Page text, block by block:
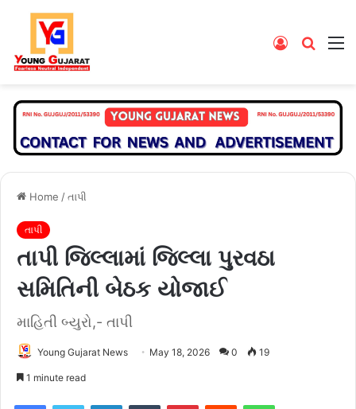
Search
Log
Home /તાપી
તાપી
તાપી જિલ્લામાં જિલ્લા પુરવઠા
સમિતિની બેઠક યોજાઈ
માહિતી બ્યુરો,- તાપી
Young Gujarat News May 18, 2026 0 19
1 minute read
FacebookTwitter LinkedInTumblr PinterestReddit WhatsApp